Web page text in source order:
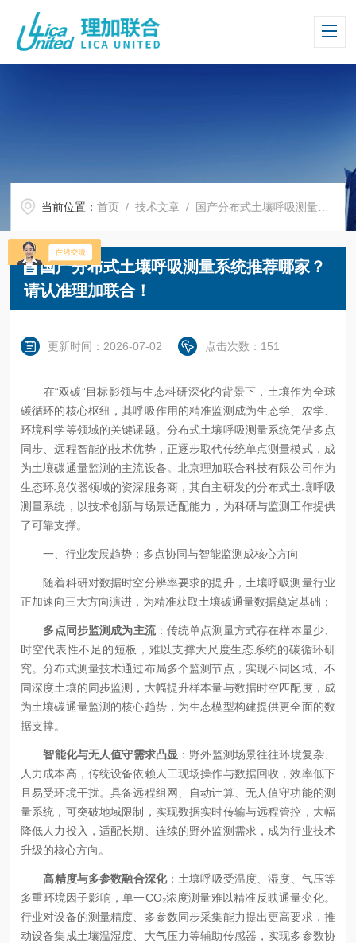
当前位置：首页 /技术文章 / 国产分布式土壤呼吸测量系统推荐哪家？请认准理加联合！
国产分布式土壤呼吸测量系统推荐哪家？
请认准理加联合！
更新时间：2026-07-02 点击次数：151
在“双碳”目标影领与生态科研深化的背景下，土壤作为全球
碳循环的核心枢纽，其呼吸作用的精准监测成为生态学、农学、
环境科学等领域的关键课题。分布式土壤呼吸测量系统凭借多点
同步、远程智能的技术优势，正逐步取代传统单点测量模式，成
为土壤碳通量监测的主流设备。北京理加联合科技有限公司作为
生态环境仪器领域的资深服务商，其自主研发的分布式土壤呼吸
测量系统，以技术创新与场景适配能力，为科研与监测工作提供
了可靠支撑。
一、行业发展趋势：多点协同与智能监测成核心方向
随着科研对数据时空分辨率要求的提升，土壤呼吸测量行业
正加速向三大方向演进，为精准获取土壤碳通量数据奠定基础：
多点同步监测成为主流：传统单点测量方式存在样本量少、
时空代表性不足的短板，难以支撑大尺度生态系统的碳循环研
究。分布式测量技术通过布局多个监测节点，实现不同区域、不
同深度土壤的同步监测，大幅提升样本量与数据时空匹配度，成
为土壤碳通量监测的核心趋势，为生态模型构建提供更全面的数
据支撑。
智能化与无人值守需求凸显 ：野外监测场景往往环境复杂、
人力成本高，传统设备依赖人工现场操作与数据回收，效率低下
且易受环境干扰。具备远程组网、自动计算、无人值守功能的测
量系统，可突破地域限制，实现数据实时传输与远程管控，大幅
降低人力投入，适配长期、连续的野外监测需求，成为行业技术
升级的核心方向。
高精度与多参数融合深化：土壤呼吸受温度、湿度、气压等
多重环境因子影响，单一CO₂浓度测量难以精准反映通量变化。
行业对设备的测量精度、多参数同步采集能力提出更高要求，推
动设备集成土壤温湿度、大气压力等辅助传感器，实现多参数协